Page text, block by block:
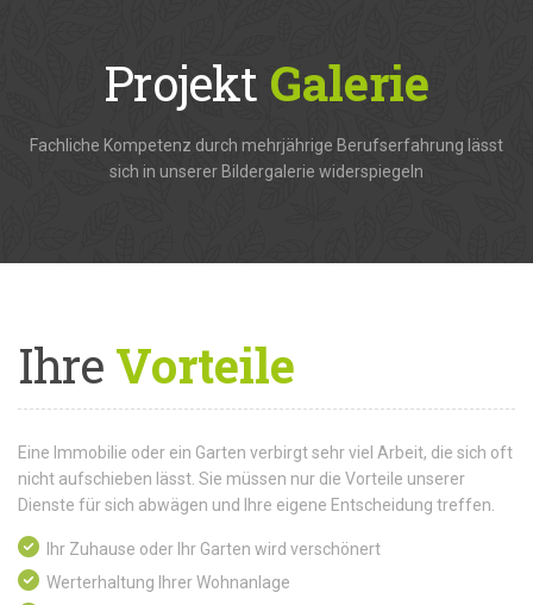
Projekt Galerie
Fachliche Kompetenz durch mehrjährige Berufserfahrung lässt
sich in unserer Bildergalerie widerspiegeln
IhreVorteile
Eine Immobilie oder ein Garten verbirgt sehr viel Arbeit, die sich oft
nicht aufschieben lässt. Sie müssen nur die Vorteile unserer
Dienste für sich abwägen und Ihre eigene Entscheidung treffen.
Ihr Zuhause oder Ihr Garten wird verschönert
Werterhaltung Ihrer Wohnanlage